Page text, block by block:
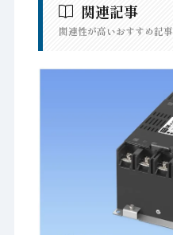
関連記事
関連性が高いおすすめ記事